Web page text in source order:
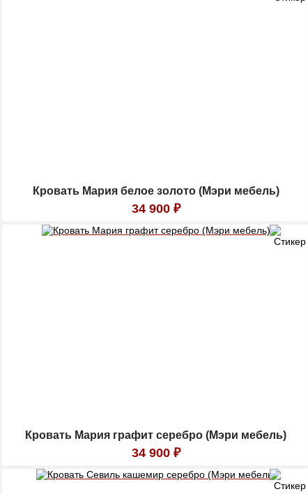
Кровать Мария белое золото (Мэри мебель)
34 900 ₽
Кровать Мария графит серебро (Мэри мебель)
34 900 ₽